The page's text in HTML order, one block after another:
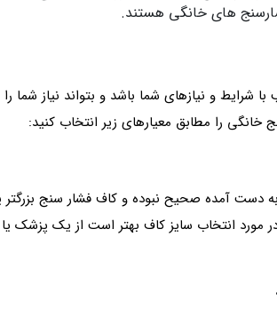
های خانگی هستند.
شرایط و نیازهای شما باشد و بتواند نیاز شما
خانگی را مطابق معیارهای زیر انتخاب کنید:
دست آمده صحیح نبوده و کاف فشار سنج بزرگتر
مورد انتخاب سایز کاف بهتر است از یک پزشک یا